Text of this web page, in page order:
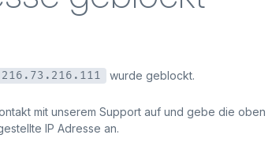
216.73.216.111 wurde geblockt.
mit unserem Support auf und gebe die oben
IP Adresse an.